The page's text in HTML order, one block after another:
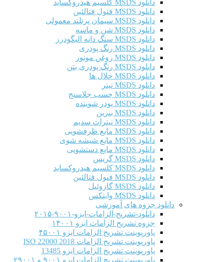
دانلود MSDS کلسیم هیدروکساید
دانلود MSDS فنول فتالئین
دانلود MSDS سیمان پرتلند معمولی
دانلود MSDS شن و ماسه
دانلود MSDS سنگ دانه الیگودرز
دانلود MSDS رنگ پودری
دانلود MSDS روغن موتور
دانلود MSDS رنگ پودری بتن
دانلود MSDS حلال ها
دانلود MSDS تینر
دانلود MSDS چسب جلاسنج
دانلود MSDS پودر شوینده
دانلود MSDS بنزین
دانلود MSDS نیترات سدیم
دانلود MSDS مایع ظرفشویی
دانلود MSDS مایع شیشه شوی
دانلود MSDS مایع دستشویی
دانلود MSDS گریس
دانلود MSDS کلسیم هیدروکساید
دانلود MSDS فنول فتالئین
دانلود MSDS گازوئیل
دانلود MSDS وایتکس
دانلود جزوه های آموزشی
دانلود-تشریح-الزامات-ایزو-۹۰۰۱-۲۰۱۵
جزوه تشریح الزامات ایزو ۱۴۰۰۱
پاورپوینت تشریح الزامات ایزو ۴۵۰۰۱
پاورپوینت تشریح الزامات ISO 22000 2018
پاورپوینت تشریح الزامات ایزو 13485
پاورپوینت تشریح الزامات ایزو ۹۰۰۱ و ۲۹۰۰۱